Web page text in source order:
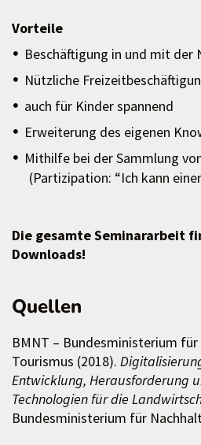
Vorteile
Beschäftigung in und mit der
Nützliche
auch für Kinder spannend
Erweiterung des eigenen
Mithilfe bei der Sammlung
(Partizipation: “Ich kann
Die gesamte Seminararbeit
Downloads!
Quellen
BMNT – Bundesministerium
Tourismus (2018).
Entwicklung, Herausforderung
Technologien für die
Bundesministerium für